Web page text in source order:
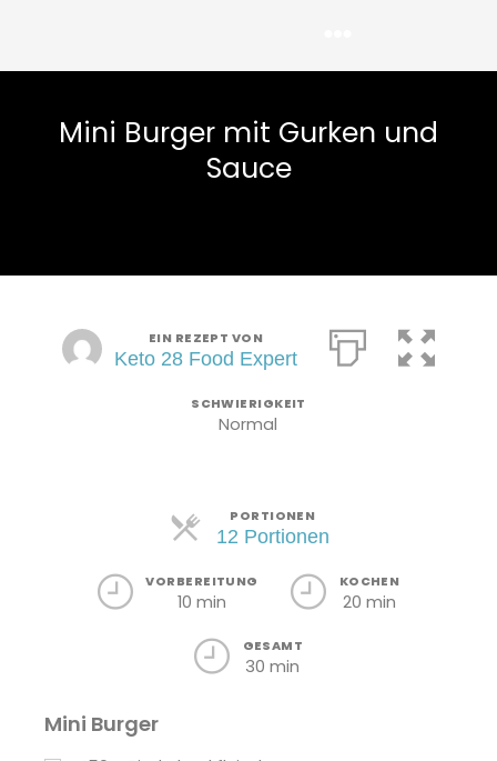
Mini Burger mit Gurken und
Sauce
EIN REZEPT VON
Keto 28 Food Expert
SCHWIERIGKEIT
Normal
PORTIONEN
12 Portionen
VORBEREITUNG
10 min
KOCHEN
20 min
GESAMT
30 min
Mini Burger